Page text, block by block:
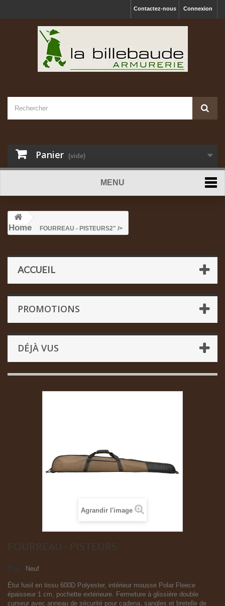
Connexion
Contactez-nous
Panier (vide)
MENU
Home FOURREAU - PISTEURS2" />
ACCUEIL
PROMOTIONS
DÉJÀ VUS
Agrandir l'image
FOURREAU - PISTEURS
Neuf
Étui fusil en tissu 600D Polyester, intérieur mousse Polar Fleece
épaisseur 1 cm, pochette extérieure. Fermeture à glissière double
curseur avec anneau de sécurité pour cadena, sangles et bretelle de